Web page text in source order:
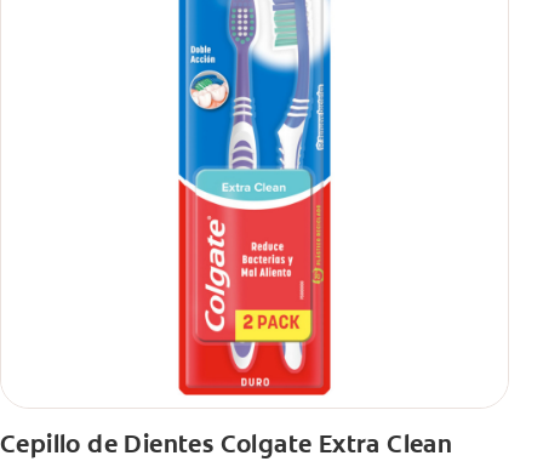
Cepillo de Dientes Colgate Extra Clean